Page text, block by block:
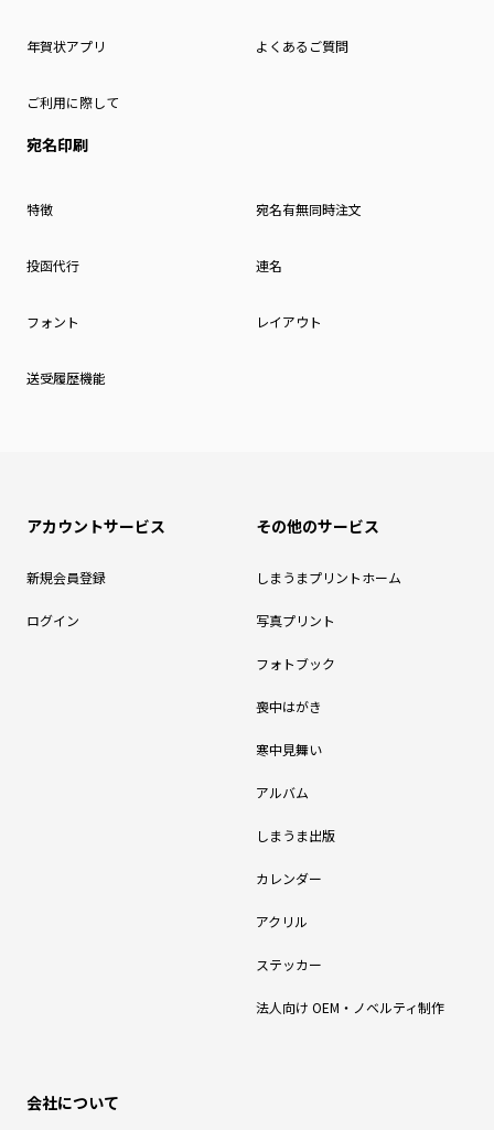
年賀状アプリ よくあるご質問
ご利用に際して
宛名印刷
特徴 宛名有無同時注文
投函代行 連名
フォント レイアウト
送受履歴機能
アカウントサービス
新規会員登録
ログイン
その他のサービス
しまうまプリントホーム
写真プリント
フォトブック
喪中はがき
寒中見舞い
アルバム
しまうま出版
カレンダー
アクリル
ステッカー
法人向け OEM・ノベルティ制作
会社について